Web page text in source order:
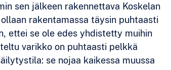
sen jälkeen rakennettava Koskelan
rakentamassa täysin puhtaasti
ettei se ole edes yhdistetty muihin
varikko on puhtaasti pelkkä
se nojaa kaikessa muussa